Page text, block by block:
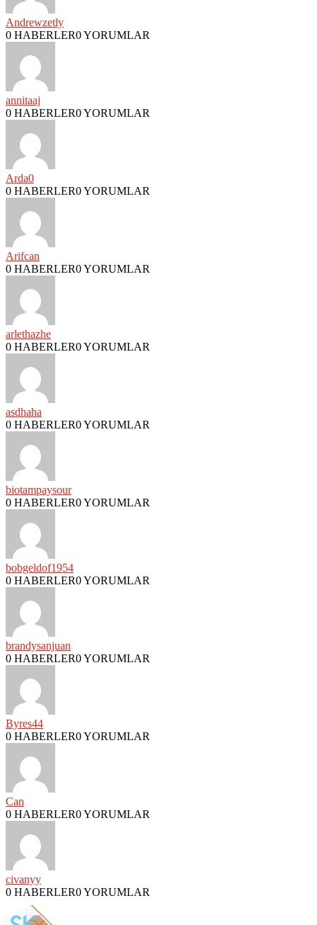
Andrewzetly
0 HABERLER0 YORUMLAR
annitaaj
0 HABERLER0 YORUMLAR
Arda0
0 HABERLER0 YORUMLAR
Arifcan
0 HABERLER0 YORUMLAR
arlethazhe
0 HABERLER0 YORUMLAR
asdhaha
0 HABERLER0 YORUMLAR
biotampaysour
0 HABERLER0 YORUMLAR
bobgeldof1954
0 HABERLER0 YORUMLAR
brandysanjuan
0 HABERLER0 YORUMLAR
Byres44
0 HABERLER0 YORUMLAR
Can
0 HABERLER0 YORUMLAR
civanyy
0 HABERLER0 YORUMLAR